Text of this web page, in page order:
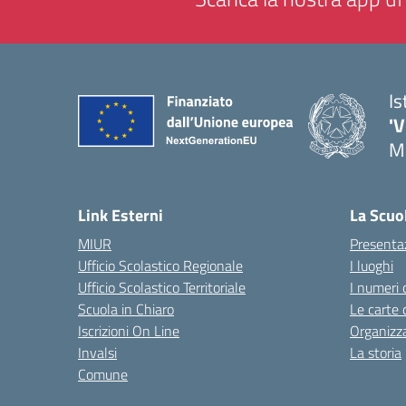
Link Esterni
MIUR
Ufficio Scolastico Regionale
Ufficio Scolastico Territoriale
Scuola in Chiaro
Iscrizioni On Line
Invalsi
Comune
La
I luoghi
I numeri
Le carte
La storia